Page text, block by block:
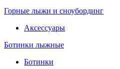
Горные лыжи и сноубординг
Аксессуары
Ботинки лыжные
Ботинки